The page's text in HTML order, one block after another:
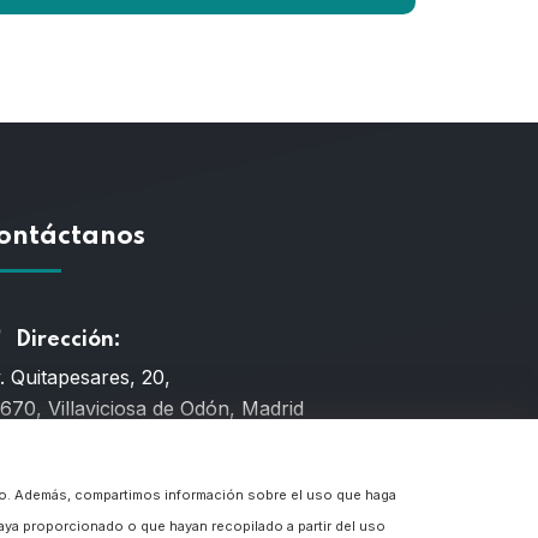
Dirección:
Quitapesares, 20,
Villaviciosa de Odón, Madrid
compartimos información sobre el uso que haga
proporcionado o que hayan recopilado a partir del uso